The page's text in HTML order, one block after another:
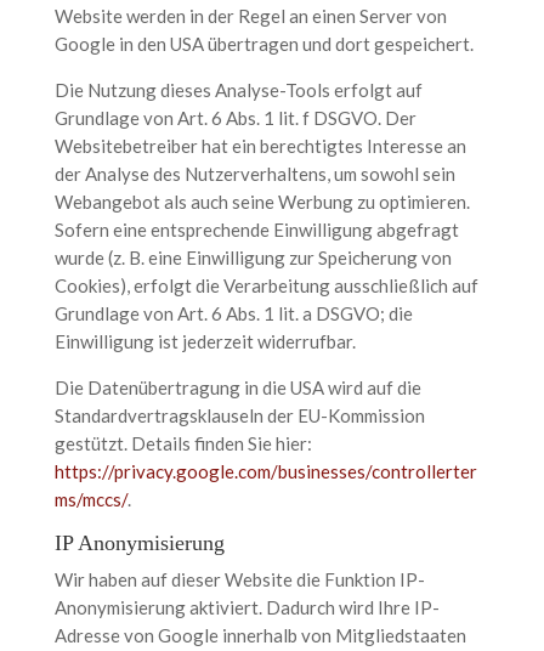
Website werden in der Regel an einen Server von
Google in den USA übertragen und dort gespeichert.
Die Nutzung dieses Analyse-Tools erfolgt auf
Grundlage von Art. 6 Abs. 1 lit. f DSGVO. Der
Websitebetreiber hat ein berechtigtes Interesse an
der Analyse des Nutzerverhaltens, um sowohl sein
Webangebot als auch seine Werbung zu optimieren.
Sofern eine entsprechende Einwilligung abgefragt
wurde (z. B. eine Einwilligung zur Speicherung von
Cookies), erfolgt die Verarbeitung ausschließlich auf
Grundlage von Art. 6 Abs. 1 lit. a DSGVO; die
Einwilligung ist jederzeit widerrufbar.
Die Datenübertragung in die USA wird auf die
Standardvertragsklauseln der EU-Kommission
gestützt. Details finden Sie hier:
https://privacy.google.com/businesses/controllerter
ms/mccs/.
IP Anonymisierung
Wir haben auf dieser Website die Funktion IP-
Anonymisierung aktiviert. Dadurch wird Ihre IP-
Adresse von Google innerhalb von Mitgliedstaaten